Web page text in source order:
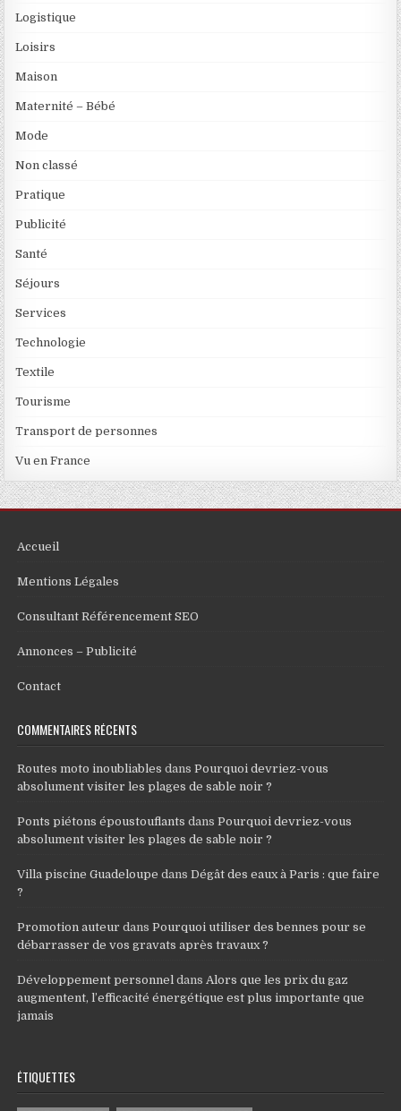
Logistique
Loisirs
Maison
Maternité – Bébé
Mode
Non classé
Pratique
Publicité
Santé
Séjours
Services
Technologie
Textile
Tourisme
Transport de personnes
Vu en France
Accueil
Mentions Légales
Consultant Référencement SEO
Annonces – Publicité
Contact
COMMENTAIRES RÉCENTS
Routes moto inoubliables dansPourquoi devriez-vous
absolument visiter les plages de sable noir ?
Ponts piétons époustouflants dansPourquoi devriez-vous
absolument visiter les plages de sable noir ?
Villa piscine Guadeloupe dansDégât des eaux à Paris : que faire
?
Promotion auteur dansPourquoi utiliser des bennes pour se
débarrasser de vos gravats après travaux ?
Développement personnel dansAlors que les prix du gaz
augmentent, l’efficacité énergétique est plus importante que
jamais
ÉTIQUETTES